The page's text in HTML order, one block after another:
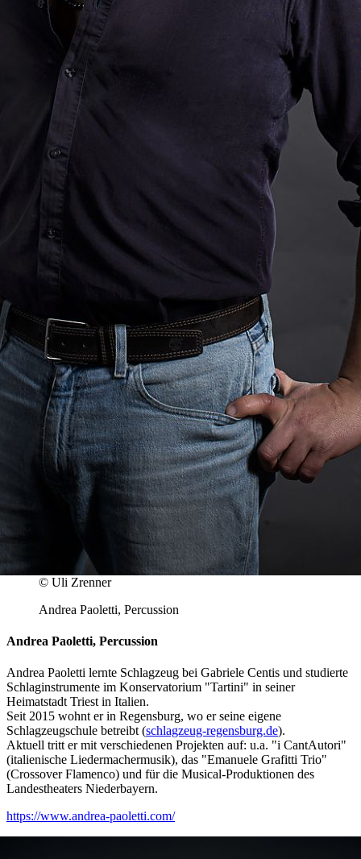
© Uli Zrenner
Andrea Paoletti, Percussion
Andrea Paoletti, Percussion
Andrea Paoletti lernte Schlagzeug bei Gabriele Centis und studierte
Schlaginstrumente im Konservatorium "Tartini" in seiner
Heimatstadt Triest in Italien.
Seit 2015 wohnt er in Regensburg, wo er seine eigene
Schlagzeugschule betreibt (schlagzeug-regensburg.de).
Aktuell tritt er mit verschiedenen Projekten auf: u.a. "i CantAutori"
(italienische Liedermachermusik), das "Emanuele Grafitti Trio"
(Crossover Flamenco) und für die Musical-Produktionen des
Landestheaters Niederbayern.
https://www.andrea-paoletti.com/